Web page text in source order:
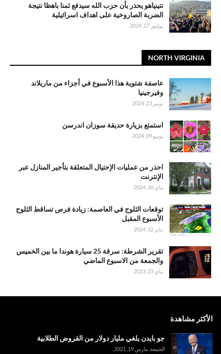
نتينياهو يحذر بأن حزب الله سيدفع ثمنا باهظا نتيجة
الضربة الصاروخية على اهداف اسرائيلية
يوليوز 27, 2024
NORTH VIRGINIA
عاصفة شتوية هذا الأسبوع في أجزاء من ماريلاند
وفيرجينيا
نونبر 23, 2024
استمتع بزيارة حديقة سوزان اندرسن
يونيو 09, 2024
احذر من عمليات الإحتيال المتعلقة بتأجير المنازل عبر
الإنترنت
ماي 30, 2024
توقعات الثلوج في العاصمة: زيادة فرص تساقط الثلوج
الأسبوع المقبل
يناير 12, 2024
تقرير الشرطة: سرقة 25 سيارة هوندا ما بين الخميس
والجمعة من الاسبوع الماضي
ماي 23, 2023
الأكثر مشاهدة
جو بايدن يلغي مليار دولار من القروض الطلابية
الجمعة, مارس 19, 2021